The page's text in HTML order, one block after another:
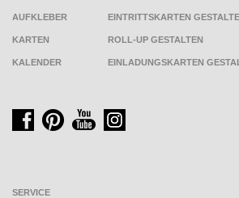
AUFKLEBER
KARTEN
KALENDER
EINTRITTSKARTEN
ROLL-UP GESTALTEN
EINLADUNGSKARTEN
SERVICE